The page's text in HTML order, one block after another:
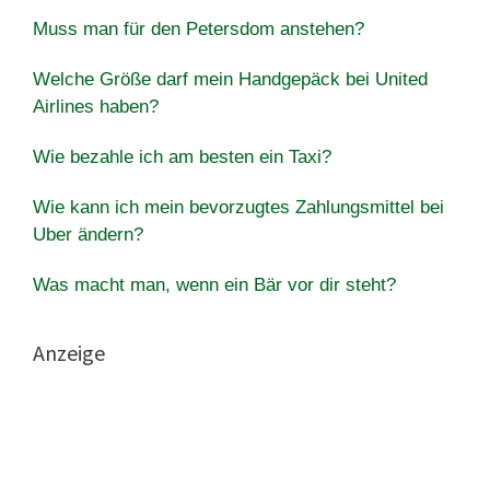
Muss man für den Petersdom anstehen?
Welche Größe darf mein Handgepäck bei United
Airlines haben?
Wie bezahle ich am besten ein Taxi?
Wie kann ich mein bevorzugtes Zahlungsmittel bei
Uber ändern?
Was macht man, wenn ein Bär vor dir steht?
Anzeige